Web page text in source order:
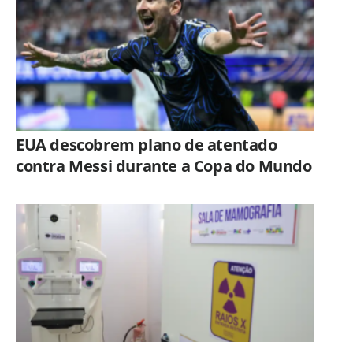
EUA descobrem plano de atentado
contra Messi durante a Copa do Mundo